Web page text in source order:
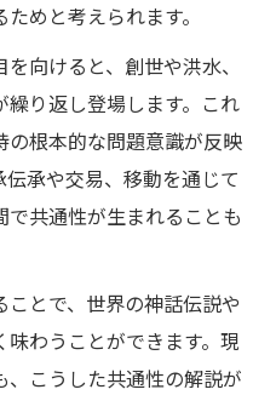
めと考えられます。
向けると、創世や洪水、
り返し登場します。これ
の根本的な問題意識が反映
承や交易、移動を通じて
共通性が生まれることも
とで、世界の神話伝説や
わうことができます。現
こうした共通性の解説が